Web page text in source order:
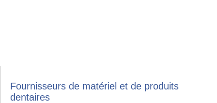
Fournisseurs de matériel et de produits
dentaires